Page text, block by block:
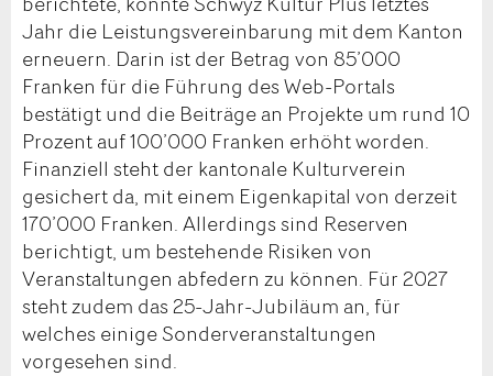
Jahr die Leistungsvereinbarung mit dem Kanton
erneuern. Darin ist der Betrag von 85’000
Franken für die Führung des Web-Portals
bestätigt und die Beiträge an Projekte um rund 10
Prozent auf 100’000 Franken erhöht worden.
Finanziell steht der kantonale Kulturverein
gesichert da, mit einem Eigenkapital von derzeit
170’000 Franken. Allerdings sind Reserven
berichtigt, um bestehende Risiken von
Veranstaltungen abfedern zu können. Für 2027
steht zudem das 25-Jahr-Jubiläum an, für
welches einige Sonderveranstaltungen
vorgesehen sind.